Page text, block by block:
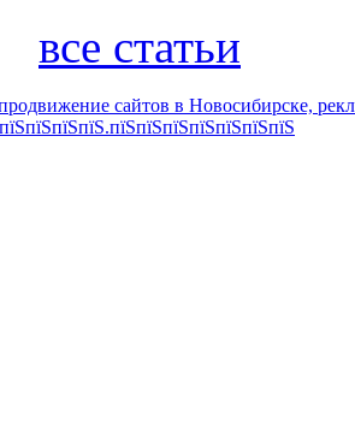
все статьи
сайтов в Новосибирске,